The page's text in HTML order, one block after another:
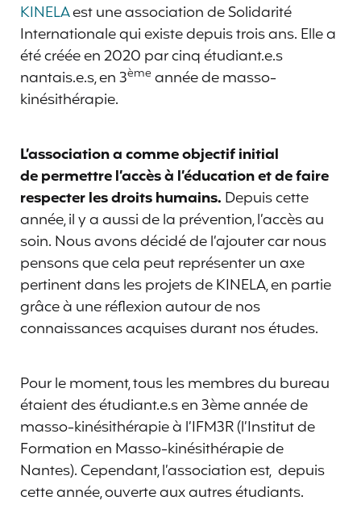
KINELAest une association de Solidarité
Internationale qui existe depuis trois ans. Elle a
été créée en 2020 par cinq étudiant.e.s
nantais.e.s, en 3ème année de masso-
kinésithérapie.
L’association a comme objectif initial
de permettre l’accès à l’éducation et de faire
respecter les droits humains. Depuis cette
année, il y a aussi de la prévention, l’accès au
soin. Nous avons décidé de l’ajouter car nous
pensons que cela peut représenter un axe
pertinent dans les projets de KINELA, en partie
grâce à une réflexion autour de nos
connaissances acquises durant nos études.
Pour le moment, tous les membres du bureau
étaient des étudiant.e.s en 3ème année de
masso-kinésithérapie à l’IFM3R (l’Institut de
Formation en Masso-kinésithérapie de
Nantes). Cependant, l’association est, depuis
cette année, ouverte aux autres étudiants.